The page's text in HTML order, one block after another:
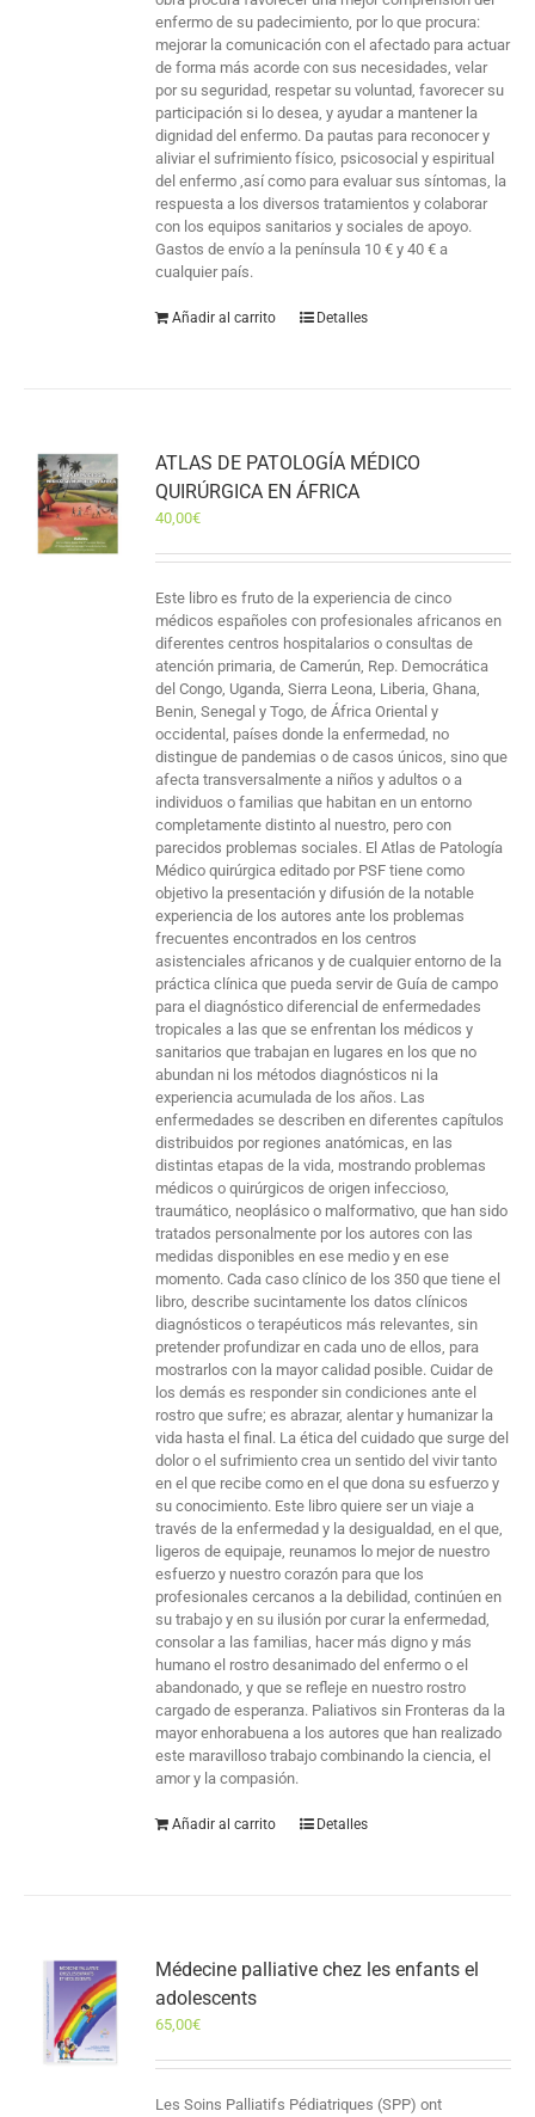
enfermo de su padecimiento, por lo que procura:
mejorar la comunicación con el afectado para actuar
de forma más acorde con sus necesidades, velar
por su seguridad, respetar su voluntad, favorecer su
participación si lo desea, y ayudar a mantener la
dignidad del enfermo. Da pautas para reconocer y
aliviar el sufrimiento físico, psicosocial y espiritual
del enfermo ,así como para evaluar sus síntomas, la
respuesta a los diversos tratamientos y colaborar
con los equipos sanitarios y sociales de apoyo.
Gastos de envío a la península 10 € y 40 € a
cualquier país.
Añadir al carrito Detalles
ATLAS DE PATOLOGÍA MÉDICO
QUIRÚRGICA EN ÁFRICA
40,00€
Este libro es fruto de la experiencia de cinco
médicos españoles con profesionales africanos en
diferentes centros hospitalarios o consultas de
atención primaria, de Camerún, Rep. Democrática
del Congo, Uganda, Sierra Leona, Liberia, Ghana,
Benin, Senegal y Togo, de África Oriental y
occidental, países donde la enfermedad, no
distingue de pandemias o de casos únicos, sino que
afecta transversalmente a niños y adultos o a
individuos o familias que habitan en un entorno
completamente distinto al nuestro, pero con
parecidos problemas sociales. El Atlas de Patología
Médico quirúrgica editado por PSF tiene como
objetivo la presentación y difusión de la notable
experiencia de los autores ante los problemas
frecuentes encontrados en los centros
asistenciales africanos y de cualquier entorno de la
práctica clínica que pueda servir de Guía de campo
para el diagnóstico diferencial de enfermedades
tropicales a las que se enfrentan los médicos y
sanitarios que trabajan en lugares en los que no
abundan ni los métodos diagnósticos ni la
experiencia acumulada de los años. Las
enfermedades se describen en diferentes capítulos
distribuidos por regiones anatómicas, en las
distintas etapas de la vida, mostrando problemas
médicos o quirúrgicos de origen infeccioso,
traumático, neoplásico o malformativo, que han sido
tratados personalmente por los autores con las
medidas disponibles en ese medio y en ese
momento. Cada caso clínico de los 350 que tiene el
libro, describe sucintamente los datos clínicos
diagnósticos o terapéuticos más relevantes, sin
pretender profundizar en cada uno de ellos, para
mostrarlos con la mayor calidad posible. Cuidar de
los demás es responder sin condiciones ante el
rostro que sufre; es abrazar, alentar y humanizar la
vida hasta el final. La ética del cuidado que surge del
dolor o el sufrimiento crea un sentido del vivir tanto
en el que recibe como en el que dona su esfuerzo y
su conocimiento. Este libro quiere ser un viaje a
través de la enfermedad y la desigualdad, en el que,
ligeros de equipaje, reunamos lo mejor de nuestro
esfuerzo y nuestro corazón para que los
profesionales cercanos a la debilidad, continúen en
su trabajo y en su ilusión por curar la enfermedad,
consolar a las familias, hacer más digno y más
humano el rostro desanimado del enfermo o el
abandonado, y que se refleje en nuestro rostro
cargado de esperanza. Paliativos sin Fronteras da la
mayor enhorabuena a los autores que han realizado
este maravilloso trabajo combinando la ciencia, el
amor y la compasión.
Añadir al carrito Detalles
Médecine palliative chez les enfants el
adolescents
65,00€
Les Soins Palliatifs Pédiatriques (SPP) ont